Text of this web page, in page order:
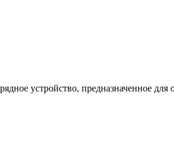
устройство, предназначенное